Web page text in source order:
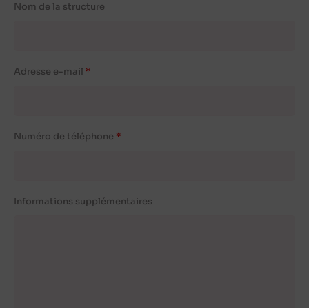
Nom de la structure
Adresse e-mail
Numéro de téléphone
Informations supplémentaires